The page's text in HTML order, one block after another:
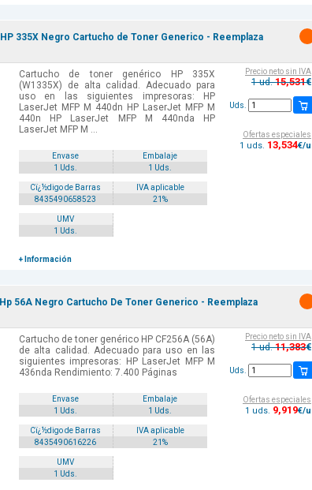
HP 335X Negro Cartucho de Toner Generico - Reemplaza
Cartucho de toner genérico HP 335X
(W1335X) de alta calidad. Adecuado para
uso en las siguientes impresoras: HP
LaserJet MFP M 440dn HP LaserJet MFP M
440n HP LaserJet MFP M 440nda HP
LaserJet MFP M ...
Envase
Embalaje
1 Uds.
1 Uds.
Cï¿½digo de Barras
IVA aplicable
8435490658523
21%
UMV
1 Uds.
+ Información
Precio neto sin IVA
1 ud.15,531€
Uds.
Ofertas especiales
1 uds. 13,534€/u
Hp 56A Negro Cartucho De Toner Generico - Reemplaza
Cartucho de toner genérico HP CF256A (56A)
de alta calidad. Adecuado para uso en las
siguientes impresoras: HP LaserJet MFP M
436nda Rendimiento: 7.400 Páginas
Envase
Embalaje
1 Uds.
1 Uds.
Cï¿½digo de Barras
IVA aplicable
8435490616226
21%
UMV
1 Uds.
Precio neto sin IVA
1 ud.11,383€
Uds.
Ofertas especiales
1 uds. 9,919€/u